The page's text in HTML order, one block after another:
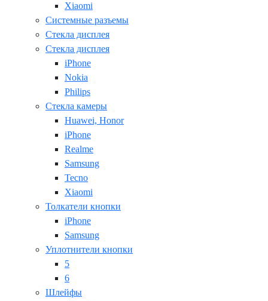
Xiaomi
Системные разъемы
Стекла дисплея
Стекла дисплея
iPhone
Nokia
Philips
Стекла камеры
Huawei, Honor
iPhone
Realme
Samsung
Tecno
Xiaomi
Толкатели кнопки
iPhone
Samsung
Уплотнители кнопки
5
6
Шлейфы